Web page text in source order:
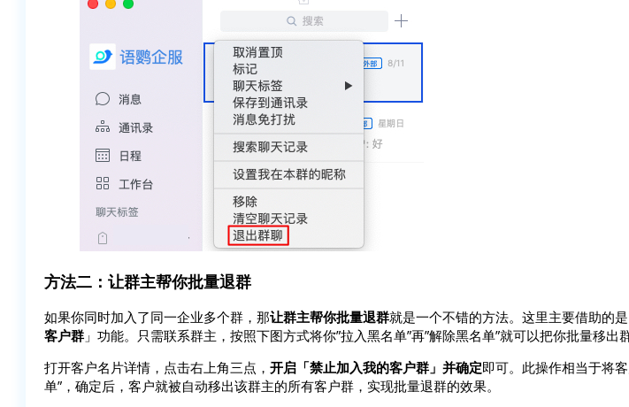
方法二：让群主帮你批量退群
如果你同时加入了同一企业多个群，那让群主帮你批量退群就是一个不错的方法。这里主要借助的
客户群 」功能。只需联系群主，按照下图方式将你”拉入黑名单”再”解除黑名单”就可以把你批量移出群
打开客户名片详情，点击右上角三点， 开启「禁止加入我的客户群」并确定即可。此操作相当于将
单”，确定后，客户就被自动移出该群主的所有客户群，实现批量退群的效果。